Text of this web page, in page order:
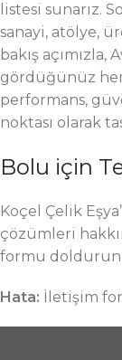
listesi sunarız.
sanayi, atölye,
bakış
gördüğünüz
performans,
noktası olarak
Bolu için
Koçel Çelik
çözümleri
formu doldurun,
Hata: İletişim